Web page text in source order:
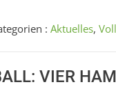
: Aktuelles,
VIER